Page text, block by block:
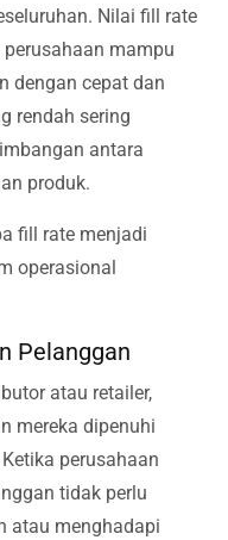
Nilai fill rate
mampu
dengan cepat dan
rendah sering
antara
produk.
fill rate menjadi
operasional
Pelanggan
atau retailer,
mereka dipenuhi
perusahaan
tidak perlu
atau menghadapi